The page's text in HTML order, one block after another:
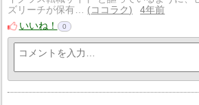
ズリーチが保有…
ココラク
4年前
いいね！
0